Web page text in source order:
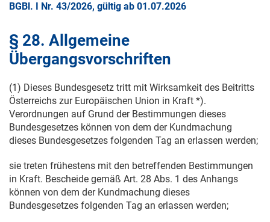
BGBl. I Nr. 43/2026, gültig ab 01.07.2026
§ 28. Allgemeine
Übergangsvorschriften
(1) Dieses Bundesgesetz tritt mit Wirksamkeit des Beitritts
Österreichs zur Europäischen Union in Kraft *).
Verordnungen auf Grund der Bestimmungen dieses
Bundesgesetzes können von dem der Kundmachung
dieses Bundesgesetzes folgenden Tag an erlassen werden;
sie treten frühestens mit den betreffenden Bestimmungen
in Kraft. Bescheide gemäß Art. 28 Abs. 1 des Anhangs
können von dem der Kundmachung dieses
Bundesgesetzes folgenden Tag an erlassen werden;